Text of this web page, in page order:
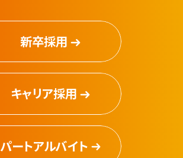
新卒採用
キャリア採用
パートアルバイト